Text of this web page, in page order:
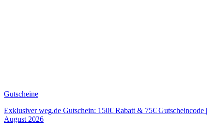
Gutscheine
Exklusiver weg.de Gutschein: 150€ Rabatt & 75€ Gutscheincode |
August 2026